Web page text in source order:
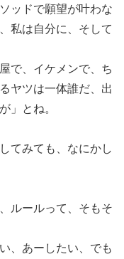
ッドで願望が叶わな
私は自分に、そして
で、イケメンで、ち
ヤツは一体誰だ、出
」とね。
てみても、なにかし
ルールって、そもそ
、あーしたい、でも